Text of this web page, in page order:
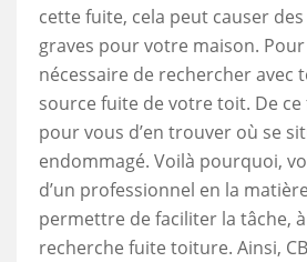
cette fuite, cela peut causer
graves pour votre maison.
nécessaire de rechercher avec
source fuite de votre toit. De
pour vous d’en trouver où se
endommagé. Voilà pourquoi,
d’un professionnel en la
permettre de faciliter la tâche,
recherche fuite toiture. Ainsi,